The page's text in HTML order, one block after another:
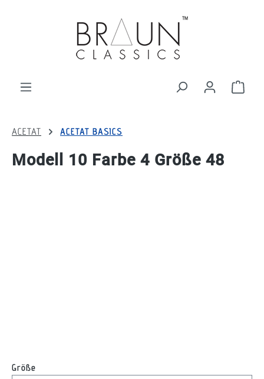
ACETAT ACETAT BASICS
Modell 10 Farbe 4 Größe 48
Größe